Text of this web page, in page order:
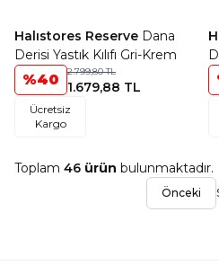
Favorilere Ekle
Halıstores Reserve Dana
Derisi Yastık Kılıfı Gri-Krem
%40 2.799,80TL
1.679,88 TL
Ücretsiz
Kargo
Toplam 46 ürün bulunmaktadır.
Önceki